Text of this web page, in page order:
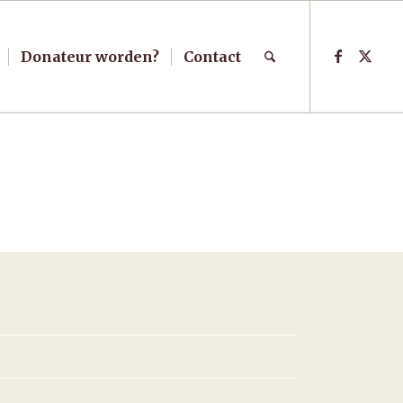
Donateur worden? Contact